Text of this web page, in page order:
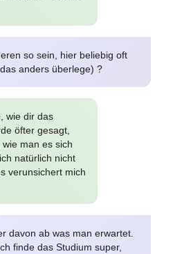
so sein, hier beliebig oft
anders überlege) ?
wie dir das
öfter gesagt,
man es sich
natürlich nicht
verunsichert mich
davon ab was man erwartet.
finde das Studium super,